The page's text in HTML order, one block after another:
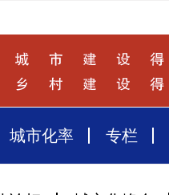
城市化率 专栏